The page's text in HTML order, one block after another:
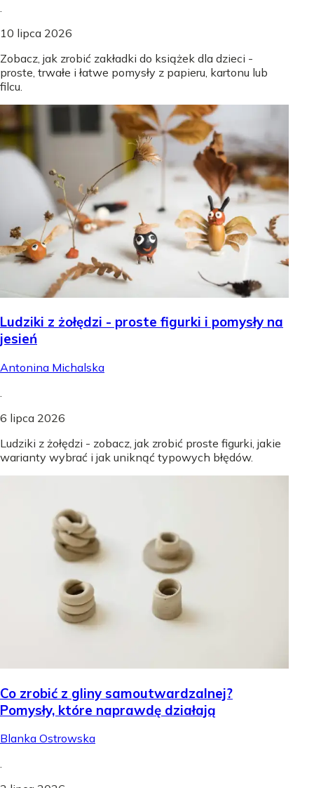
10 lipca 2026
Zobacz, jak zrobić zakładki do książek dla dzieci -
proste, trwałe i łatwe pomysły z papieru, kartonu lub
filcu.
Ludziki z żołędzi - proste figurki i pomysły na
jesień
Antonina Michalska
.
6 lipca 2026
Ludziki z żołędzi - zobacz, jak zrobić proste figurki, jakie
warianty wybrać i jak uniknąć typowych błędów.
Co zrobić z gliny samoutwardzalnej?
Pomysły, które naprawdę działają
Blanka Ostrowska
.